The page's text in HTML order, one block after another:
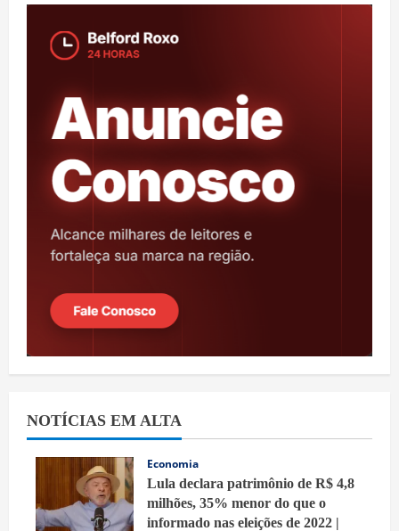
NOTÍCIAS EM ALTA
Economia
Lula declara patrimônio de R$ 4,8
milhões, 35% menor do que o
informado nas eleições de 2022 |